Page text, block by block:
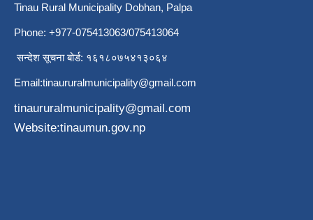
Tinau Rural Municipality Dobhan, Palpa
Phone: +977-075413063/075413064
सन्देश सूचना बोर्ड: १६१८०७५४१३०६४
Email:tinaururalmunicipality@gmail.com
tinaururalmunicipality@gmail.com
Website:tinaumun.gov.np